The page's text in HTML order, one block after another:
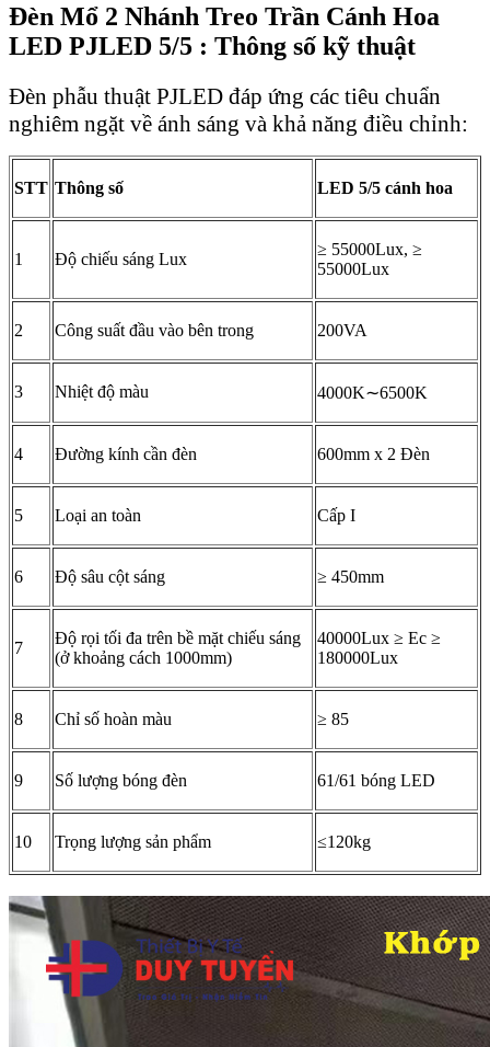
Đèn Mổ 2 Nhánh Treo Trần Cánh Hoa
LED PJLED 5/5 : Thông số kỹ thuật
Đèn phẫu thuật PJLED đáp ứng các tiêu chuẩn
nghiêm ngặt về ánh sáng và khả năng điều chỉnh:
STT Thông số LED 5/5 cánh hoa
1 Độ chiếu sáng Lux
≥ 55000Lux, ≥
55000Lux
2 Công suất đầu vào bên trong 200VA
3 Nhiệt độ màu 4000K∼6500K
4 Đường kính cần đèn 600mm x 2 Đèn
5 Loại an toàn Cấp I
6 Độ sâu cột sáng ≥ 450mm
7
Độ rọi tối đa trên bề mặt chiếu sáng
(ở khoảng cách 1000mm)
40000Lux ≥ Ec ≥
180000Lux
8 Chỉ số hoàn màu ≥ 85
9 Số lượng bóng đèn 61/61 bóng LED
10 Trọng lượng sản phẩm ≤120kg